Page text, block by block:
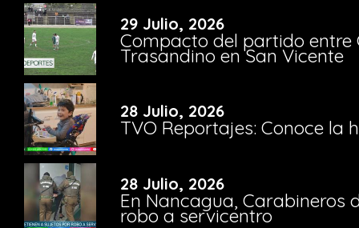
29 Julio, 2026
Compacto del partido entre
Trasandino en San Vicente
28 Julio, 2026
TVO Reportajes: Conoce la
28 Julio, 2026
En Nancagua, Carabineros
robo a servicentro